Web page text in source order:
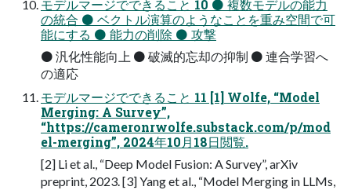
モデルマージでできること 10 ⚫ 複数モデルの能力
の統合 ⚫ ベクトル演算のようなことを重み空間で可
能にする ⚫ 能力の削除 ⚫ 攻撃
⚫ 汎化性能向上 ⚫ 破滅的忘却の抑制 ⚫ 連合学習へ
の適応
モデルマージでできること 11 [1] Wolfe, “Model
Merging: A Survey”,
“https://cameronrwolfe.substack.com/p/mod
el-merging”, 2024年10月18日閲覧.
[2] Li et al., “Deep Model Fusion: A Survey”, arXiv
preprint, 2023. [3] Yang et al., “Model Merging in LLMs,